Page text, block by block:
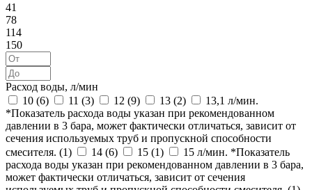
41
78
114
150
Расход воды, л/мин
10 (6) 11 (3) 12 (9) 13 (2)
13,1 л/мин.
*Показатель расхода воды указан при рекомендованном
давлении в 3 бара, может фактически отличаться, зависит от
сечения используемых труб и пропускной способности
смесителя. (1) 14 (6) 15 (1)
15 л/мин. *Показатель
расхода воды указан при рекомендованном давлении в 3 бара,
может фактически отличаться, зависит от сечения